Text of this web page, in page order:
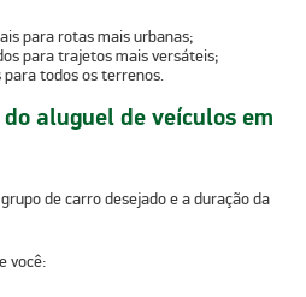
para rotas mais urbanas;
para trajetos mais versáteis;
para todos os terrenos.
aluguel de veículos em
de carro desejado e a duração da
você: